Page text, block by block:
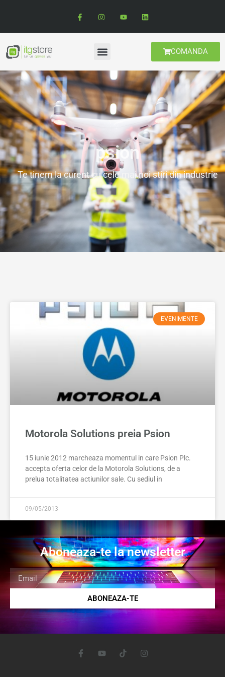
COMANDA
psion
Te tinem la curent cu cele mai noi stiri din industrie
EVENIMENTE
Motorola Solutions preia Psion
15 iunie 2012 marcheaza momentul in care Psion Plc.
accepta oferta celor de la Motorola Solutions, de a
prelua totalitatea actiunilor sale. Cu sediul in
09/05/2013
Aboneaza-te la newsletter
ABONEAZA-TE